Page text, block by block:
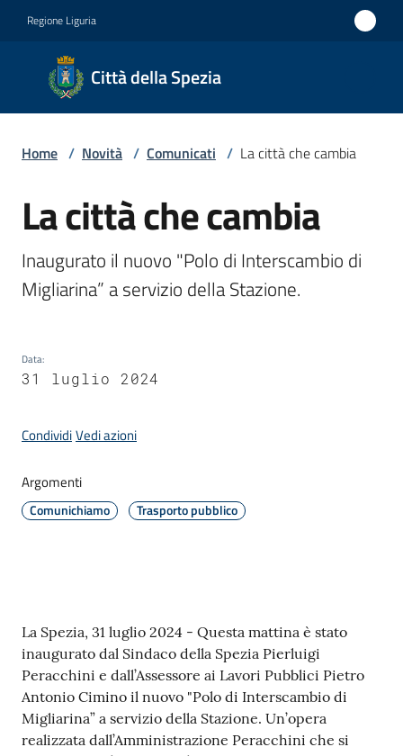
Regione Liguria
Città della Spezia
Città
della
Medaglia
d'oro al
Merito
Civile
Medaglia
Militare
Novità
il
Comune
Home / Novità / Comunicati / La città che cambia
Salta al contenuto
La città che cambia
Inaugurato il nuovo "Polo di Interscambio di
Migliarina” a servizio della Stazione.
Data:
31 luglio 2024
CondividiVedi azioni
Argomenti
Comunichiamo Trasporto pubblico
Contenuto
La Spezia, 31 luglio 2024 - Questa mattina è stato
inaugurato dal Sindaco della Spezia Pierluigi
Peracchini e dall’Assessore ai Lavori Pubblici Pietro
Antonio Cimino il nuovo "Polo di Interscambio di
Migliarina” a servizio della Stazione. Un’opera
realizzata dall’Amministrazione Peracchini che si